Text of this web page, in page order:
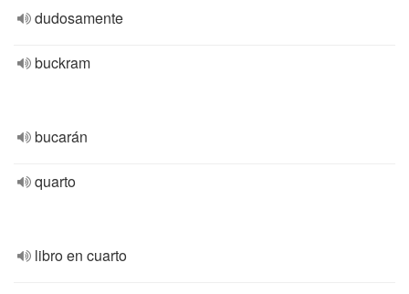
dudosamente
buckram
bucarán
quarto
libro en cuarto